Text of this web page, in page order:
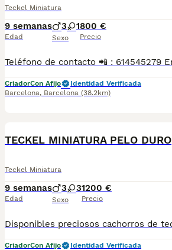
Teckel Miniatura
9 semanas
Edad
3 1
Sexo
800 €
Precio
CriadorCon Afijo
Identidad Verificada
Barcelona, Barcelona (38.2km)
TECKEL MINIATURA PELO DURO
Teckel Miniatura
9 semanas
Edad
3 3
Sexo
1200 €
Precio
CriadorCon Afijo
Identidad Verificada